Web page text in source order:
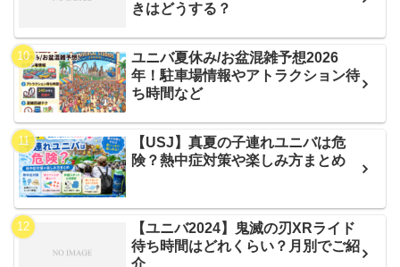
きはどうする？
ユニバ夏休み/お盆混雑予想2026
年！駐車場情報やアトラクション待
ち時間など
【USJ】真夏の子連れユニバは危
険？熱中症対策や楽しみ方まとめ
【ユニバ2024】鬼滅の刃XRライド
待ち時間はどれくらい？月別でご紹
介